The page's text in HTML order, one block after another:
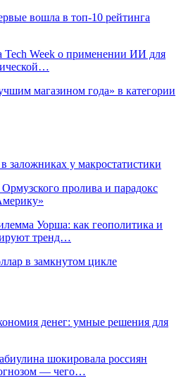
вошла в топ-10 рейтинга
Tech Week о применении ИИ для
магазином года» в категории
заложниках у макростатистики
пролива и парадокс
Уорша: как геополитика и
тренд…
в замкнутом цикле
денег: умные решения для
шокировала россиян
— чего…